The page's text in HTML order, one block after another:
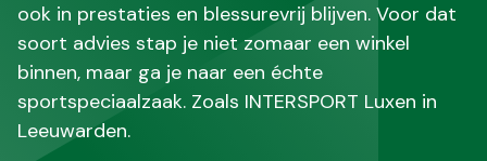
ook in prestaties en blessurevrij blijven. Voor dat
soort advies stap je niet zomaar een winkel
binnen, maar ga je naar een échte
sportspeciaalzaak. Zoals INTERSPORT Luxen in
Leeuwarden.